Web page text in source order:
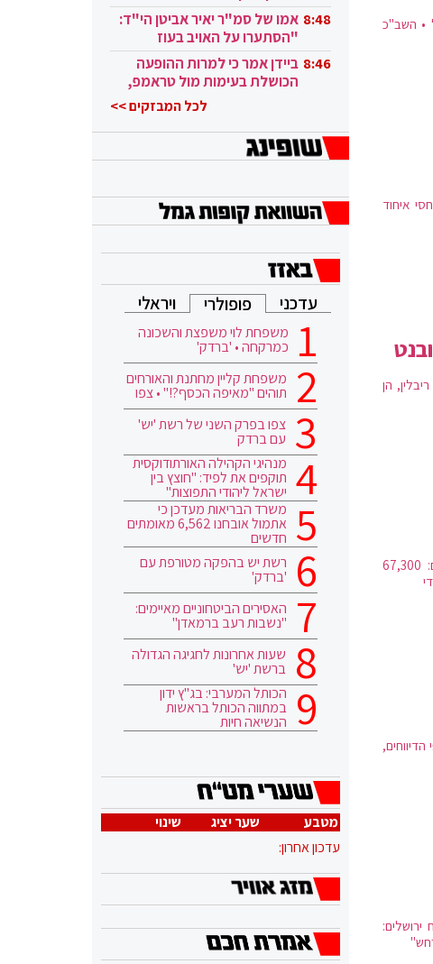
• השב"כ
איחוד
הן
בשנת הלימודים תש"פ למדו במערכת החינוך בירושלים כ-293,600 תלמידים: 67,300
8:48 אמו של סמ"ר יאיר אביטן הי"ד:
"הסתערו על האויב בעוז
ובגבורה" 8:46 ביידן אמר כי למרות ההופעה
הכושלת בעימות מול טראמפ,
לכל המבזקים >>
עדכני פופולרי ויראלי
משפחת לוי משפצת והשכונה
כמרקחה • 'ברדק'
משפחת קליין מחתנת והאורחים
תוהים "מאיפה הכסף?!" • צפו
צפו בפרק השני של רשת 'יש'
עם ברדק
מנהיגי הקהילה האורתודוקסית
תוקפים את לפיד: "חוצץ בין
ישראל ליהודי התפוצות"
משרד הבריאות מעדכן כי
אתמול אובחנו 6,562 מאומתים
חדשים
רשת יש בהפקה מטורפת עם
'ברדק'
האסירים הביטחוניים מאיימים:
"נשבות רעב ברמאדן"
שעות אחרונות לחגיגה הגדולה
ברשת 'יש'
הכותל המערבי: בג"ץ ידון
במתווה הכותל בראשות
הנשיאה חיות
מטבע שער יציג
שינוי
עדכון אחרון: